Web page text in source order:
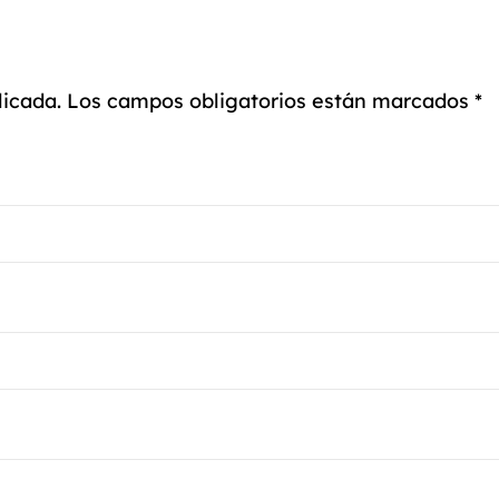
Los campos obligatorios están marcados *